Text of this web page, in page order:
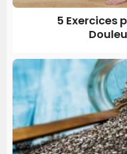
5 Exercices